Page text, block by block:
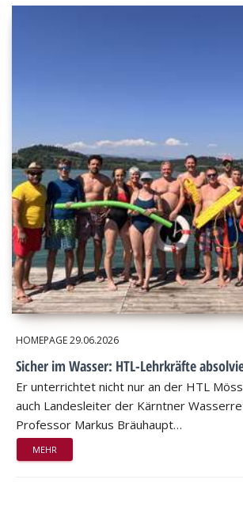
HOMEPAGE29.06.2026
Sicher im Wasser: HTL-Lehrkräfte
Er unterrichtet nicht nur an der HTL
auch Landesleiter der Kärntner
Professor Markus Bräuhaupt…
MEHR